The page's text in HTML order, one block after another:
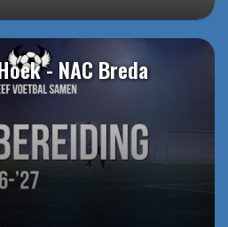
- NAC Breda